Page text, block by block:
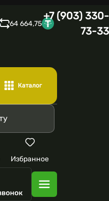
64 664,75
+7 (903) 330-
73-33
Каталог
Избранное